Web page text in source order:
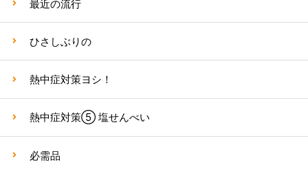
最近の流行
ひさしぶりの
熱中症対策ヨシ！
熱中症対策⑤ 塩せんべい
必需品